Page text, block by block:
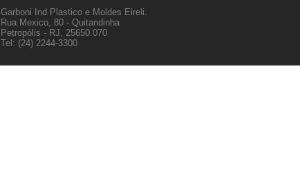
Garboni Ind Plastico e Moldes Eireli.
Rua Mexico, 80 - Quitandinha
Petropólis - RJ, 25650.070
Tel: (24) 2244-3300